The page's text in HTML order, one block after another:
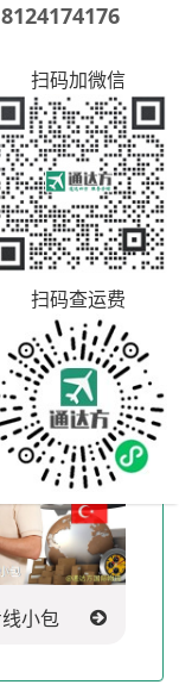
付到印尼。
。
递公司
小包
扫码加微信
扫码查运费